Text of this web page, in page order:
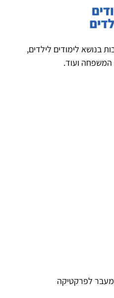
בנושא לימודים לילדים,
המשפחה ועוד.
מעבר לפרקטיקה